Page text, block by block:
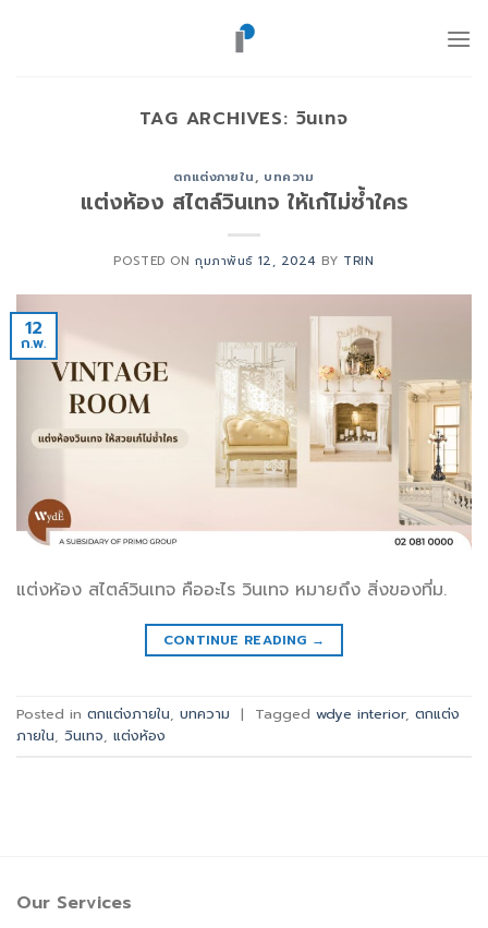
TAG ARCHIVES: วินเทจ
ตกแต่งภายใน, บทความ
แต่งห้อง สไตล์วินเทจ ให้เก๋ไม่ซ้ำใคร
POSTED ONกุมภาพันธ์ 12, 2024 BY TRIN
12
ก.พ.
แต่งห้อง สไตล์วินเทจ คืออะไร วินเทจ หมายถึง สิ่งของที่ม.
CONTINUE READING →
Posted in ตกแต่งภายใน, บทความ | Tagged wdye interior, ตกแต่ง
ภายใน, วินเทจ, แต่งห้อง
Our Services